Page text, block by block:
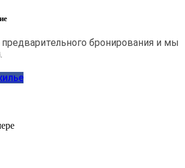
бронирования и мы